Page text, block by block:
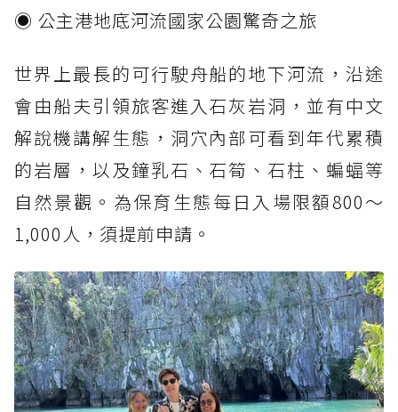
◉ 公主港地底河流國家公園驚奇之旅
世界上最長的可行駛舟船的地下河流，沿途
會由船夫引領旅客進入石灰岩洞，並有中文
解說機講解生態，洞穴內部可看到年代累積
的岩層，以及鐘乳石、石筍、石柱、蝙蝠等
自然景觀。為保育生態每日入場限額800～
1,000人，須提前申請。